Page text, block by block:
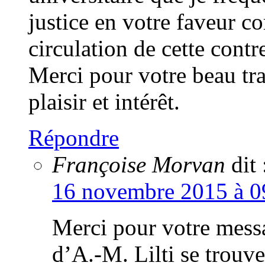
justice en votre faveur
circulation de cette
Merci pour votre beau
plaisir et intérêt.
Répondre
Françoise Morvan dit
16 novembre 2015 à
Merci pour votre
d’A.-M. Lilti se